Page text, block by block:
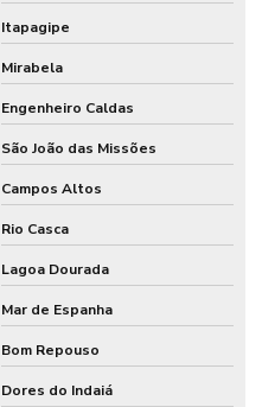
Itapagipe
Mirabela
Engenheiro Caldas
São João das Missões
Campos Altos
Rio Casca
Lagoa Dourada
Mar de Espanha
Bom Repouso
Dores do Indaiá